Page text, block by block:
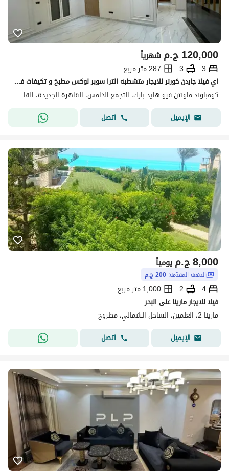
ج.م120,000 شهرياً
3
3
287 متر مربع
اي فيلا جاردن كورنر للايجار متشطبه الترا سوبر لوكس مطبخ و تكيفات في ماونتن فيو هايد بارك التجمع الخامس
كومباوند ماونتن فيو هايد بارك، التجمع الخامس، القاهرة الجديدة، القاهرة
الإيميل
اتصل
ج.م8,000 يومياً
الدفعة المقدّمة: 200 ج.م
4
2
1,000 متر مربع
فيلا للايجار مارينا على البحر
مارينا 2، العلمين، الساحل الشمالي، مطروح
الإيميل
اتصل